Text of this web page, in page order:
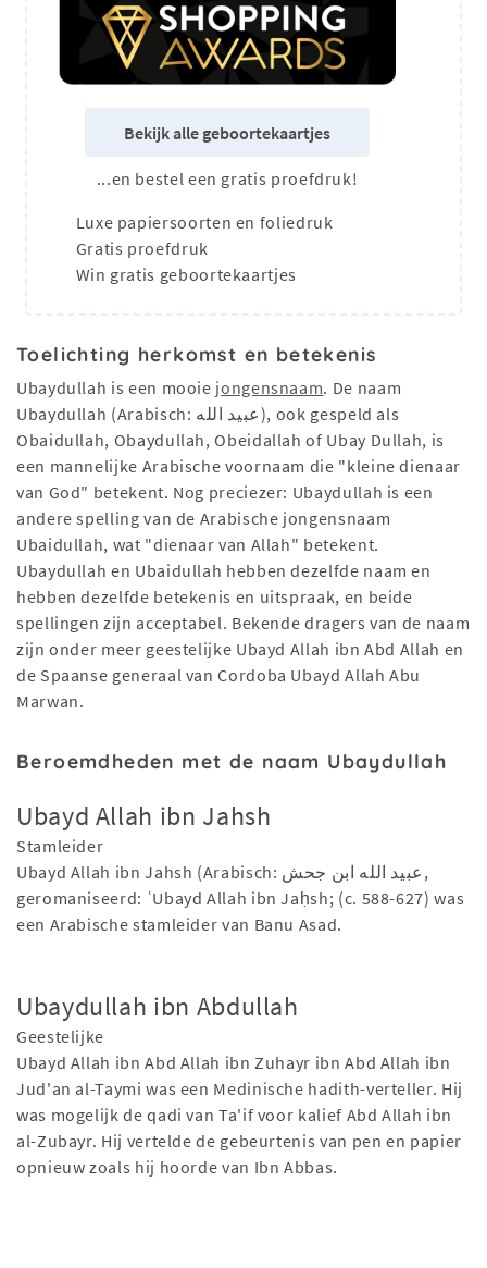
Bekijk alle geboortekaartjes
...en bestel een gratis proefdruk!
Luxe papiersoorten en foliedruk
Gratis proefdruk
Win gratis geboortekaartjes
Toelichting herkomst en betekenis
Ubaydullah is een mooie jongensnaam. De naam
Ubaydullah (Arabisch: عبيد الله), ook gespeld als
Obaidullah, Obaydullah, Obeidallah of Ubay Dullah, is
een mannelijke Arabische voornaam die "kleine dienaar
van God" betekent. Nog preciezer: Ubaydullah is een
andere spelling van de Arabische jongensnaam
Ubaidullah, wat "dienaar van Allah" betekent.
Ubaydullah en Ubaidullah hebben dezelfde naam en
hebben dezelfde betekenis en uitspraak, en beide
spellingen zijn acceptabel. Bekende dragers van de naam
zijn onder meer geestelijke Ubayd Allah ibn Abd Allah en
de Spaanse generaal van Cordoba Ubayd Allah Abu
Marwan.
Beroemdheden met de naam Ubaydullah
Ubayd Allah ibn Jahsh
Stamleider
Ubayd Allah ibn Jahsh (Arabisch: عبيد الله ابن جحش,
geromaniseerd: ʿUbayd Allah ibn Jaḥsh; (c. 588-627) was
een Arabische stamleider van Banu Asad.
Ubaydullah ibn Abdullah
Geestelijke
Ubayd Allah ibn Abd Allah ibn Zuhayr ibn Abd Allah ibn
Jud'an al-Taymi was een Medinische hadith-verteller. Hij
was mogelijk de qadi van Ta'if voor kalief Abd Allah ibn
al-Zubayr. Hij vertelde de gebeurtenis van pen en papier
opnieuw zoals hij hoorde van Ibn Abbas.